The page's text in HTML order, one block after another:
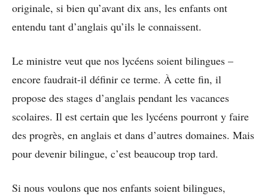
originale, si bien qu’avant dix ans, les enfants ont
entendu tant d’anglais qu’ils le connaissent.
Le ministre veut que nos lycéens soient bilingues –
encore faudrait-il définir ce terme. À cette fin, il
propose des stages d’anglais pendant les vacances
scolaires. Il est certain que les lycéens pourront y faire
des progrès, en anglais et dans d’autres domaines. Mais
pour devenir bilingue, c’est beaucoup trop tard.
Si nous voulons que nos enfants soient bilingues,